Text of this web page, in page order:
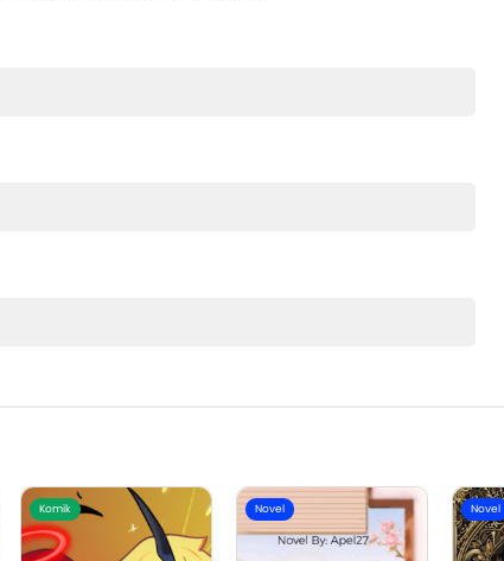
Komik Novel Novel